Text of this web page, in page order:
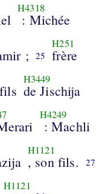
H4318
: Michée
; 25
H251
frère
H3449
de Jischija
H4249
: Machli
H1121
, son fils. 27
H1121